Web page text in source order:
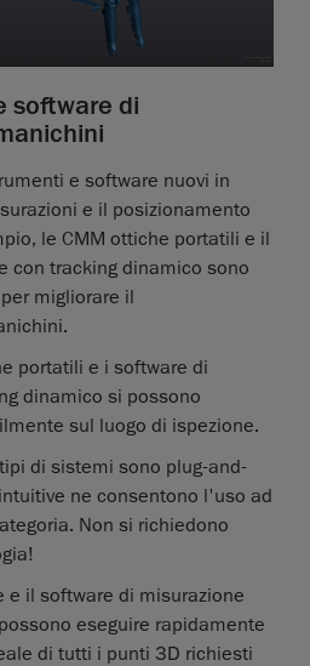
software di
e software nuovi in
e il posizionamento
le CMM ottiche portatili e il
con tracking dinamico sono
migliorare il
portatili e i software di
dinamico si possono
sul luogo di ispezione.
di sistemi sono plug-and-
ne consentono l'uso ad
Non si richiedono
e il software di misurazione
eseguire rapidamente
di tutti i punti 3D richiesti